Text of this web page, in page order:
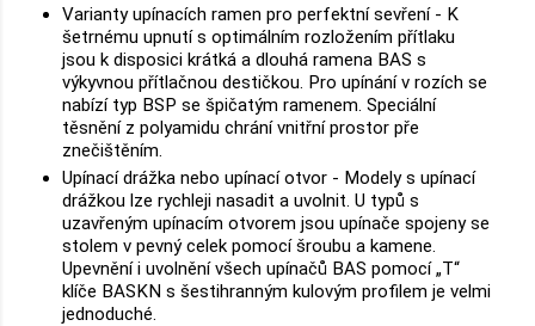
Varianty upínacích ramen pro perfektní sevření - K
šetrnému upnutí s optimálním rozložením přítlaku
jsou k disposici krátká a dlouhá ramena BAS s
výkyvnou přítlačnou destičkou. Pro upínání v rozích se
nabízí typ BSP se špičatým ramenem. Speciální
těsnění z polyamidu chrání vnitřní prostor pře
znečištěním.
Upínací drážka nebo upínací otvor - Modely s upínací
drážkou lze rychleji nasadit a uvolnit. U typů s
uzavřeným upínacím otvorem jsou upínače spojeny se
stolem v pevný celek pomocí šroubu a kamene.
Upevnění i uvolnění všech upínačů BAS pomocí „T“
klíče BASKN s šestihranným kulovým profilem je velmi
jednoduché.